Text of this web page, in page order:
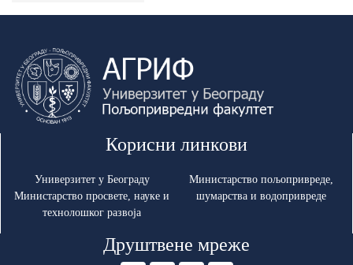
Корисни линкови
Универзитет у Београду
Министарство просвете, науке и
технолошког развоја
Министарство пољопривреде,
шумарства и водопривреде
Друштвене мреже